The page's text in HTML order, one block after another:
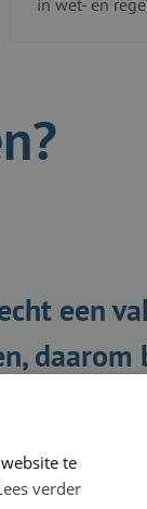
in wet- en
een
te
verder